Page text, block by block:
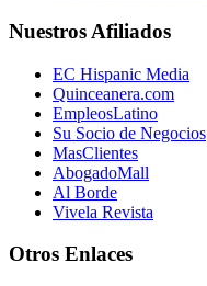
Nuestros Afiliados
EC Hispanic Media
Quinceanera.com
EmpleosLatino
Su Socio de Negocios
MasClientes
AbogadoMall
Al Borde
Vivela Revista
Otros Enlaces